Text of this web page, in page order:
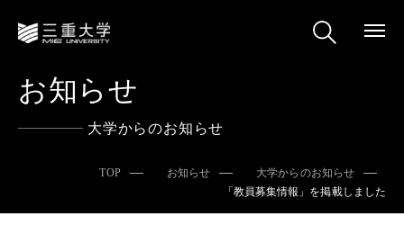
お知らせ
大学からのお知らせ
TOP お知らせ
大学からのお知らせ
「教員募集情報」を掲載しました